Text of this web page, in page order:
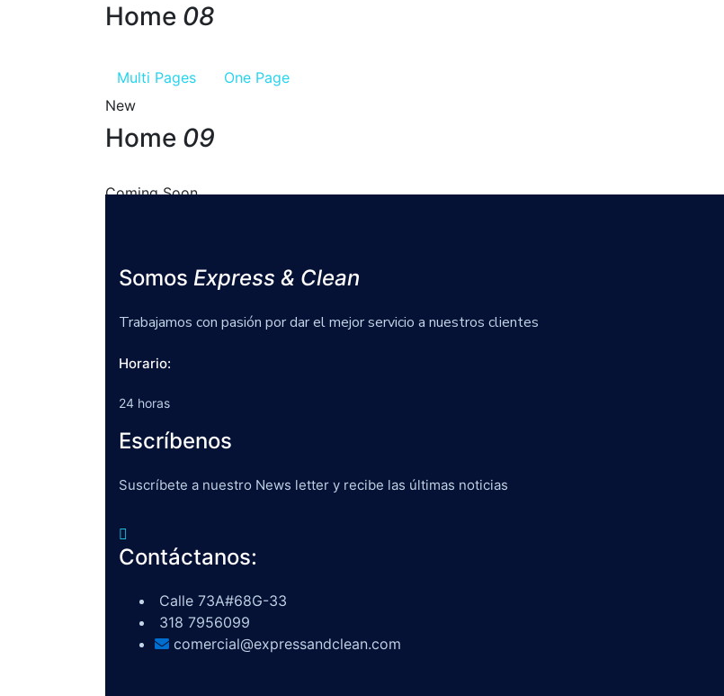
Home 08
Multi Pages
One Page
New
Home 09
Coming Soon
Somos Express & Clean
Trabajamos con pasión por dar el mejor servicio a nuestros clientes
Horario:
24 horas
Escríbenos
Suscríbete a nuestro News letter y recibe las últimas noticias
Contáctanos:
Calle 73A#68G-33
318 7956099
comercial@expressandclean.com